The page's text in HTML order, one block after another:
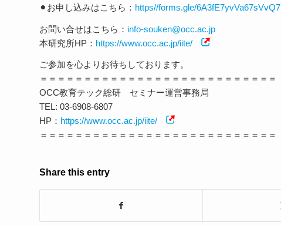
⚫︎お申し込みはこちら： https//forms.gle/6A3fE7yvVa67sVvQ7
お問い合せはこちら： info-souken@occ.ac.jp
本研究所HP： https://www.occ.ac.jp/iite/
ご参加を心よりお待ちしております。
＝＝＝＝＝＝＝＝＝＝＝＝＝＝＝＝＝＝＝＝＝＝＝＝＝＝＝
OCC教育テック総研 セミナー運営事務局
TEL: 03-6908-6807
HP： https://www.occ.ac.jp/iite/
＝＝＝＝＝＝＝＝＝＝＝＝＝＝＝＝＝＝＝＝＝＝＝＝＝＝＝
Share this entry